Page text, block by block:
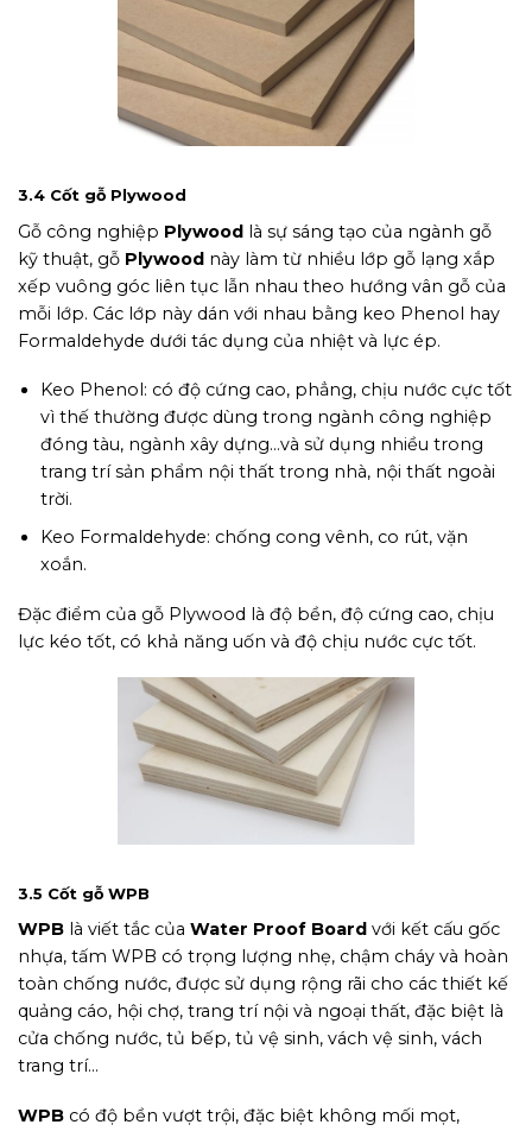
3.4 Cốt gỗ Plywood
Gỗ công nghiệp Plywood là sự sáng tạo của ngành gỗ
kỹ thuật, gỗ Plywood này làm từ nhiều lớp gỗ lạng xắp
xếp vuông góc liên tục lẫn nhau theo hướng vân gỗ của
mỗi lớp. Các lớp này dán với nhau bằng keo Phenol hay
Formaldehyde dưới tác dụng của nhiệt và lực ép.
Keo Phenol: có độ cứng cao, phẳng, chịu nước cực tốt
vì thế thường được dùng trong ngành công nghiệp
đóng tàu, ngành xây dựng…và sử dụng nhiều trong
trang trí sản phẩm nội thất trong nhà, nội thất ngoài
trời.
Keo Formaldehyde: chống cong vênh, co rút, vặn
xoắn.
Đặc điểm của gỗ Plywood là độ bền, độ cứng cao, chịu
lực kéo tốt, có khả năng uốn và độ chịu nước cực tốt.
3.5 Cốt gỗ WPB
WPB là viết tắc của Water Proof Board với kết cấu gốc
nhựa, tấm WPB có trọng lượng nhẹ, chậm cháy và hoàn
toàn chống nước, được sử dụng rộng rãi cho các thiết kế
quảng cáo, hội chợ, trang trí nội và ngoại thất, đặc biệt là
cửa chống nước, tủ bếp, tủ vệ sinh, vách vệ sinh, vách
trang trí…
WPB có độ bền vượt trội, đặc biệt không mối mọt,